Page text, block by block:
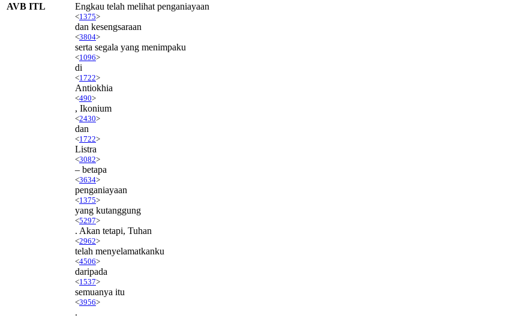
AVB ITL Engkau telah melihat penganiayaan
<1375>
dan kesengsaraan
<3804>
serta segala yang menimpaku
<1096>
di
<1722>
Antiokhia
<490>
, Ikonium
<2430>
dan
<1722>
Listra
<3082>
– betapa
<3634>
penganiayaan
<1375>
yang kutanggung
<5297>
. Akan tetapi, Tuhan
<2962>
telah menyelamatkanku
<4506>
daripada
<1537>
semuanya itu
<3956>
.